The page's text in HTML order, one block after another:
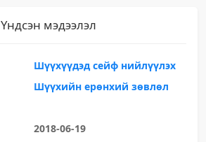
Үндсэн мэдээлэл
Шүүхүүдэд сейф нийлүүлэх
Шүүхийн ерөнхий зөвлөл
2018-06-19